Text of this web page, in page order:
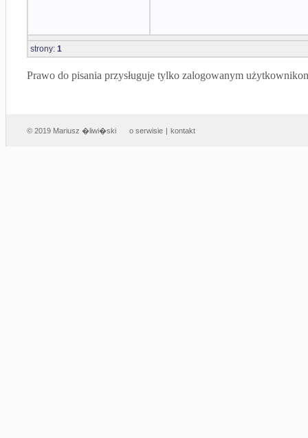
strony: 1
Prawo do pisania przysługuje tylko zalogowanym
© 2019 Mariusz �liwi�ski o serwisie | kontakt